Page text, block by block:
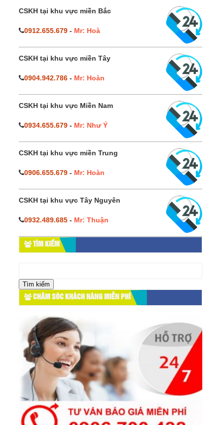
CSKH tại khu vực miền Bắc
0912.655.679 - Mr: Hoà
CSKH tại khu vực miền Tây
0904.942.786 - Mr: Hoàn
CSKH tại khu vực Miền Nam
0934.655.679 - Mr: Như Ý
CSKH tại khu vực miền Trung
0906.655.679 - Mr: Hoàn
CSKH tại khu vực Tây Nguyên
0932.489.685 - Mr: Thuận
TÌM KIẾM
cho:
CHĂM SÓC KHÁCH HÀNG MIỄN PHÍ